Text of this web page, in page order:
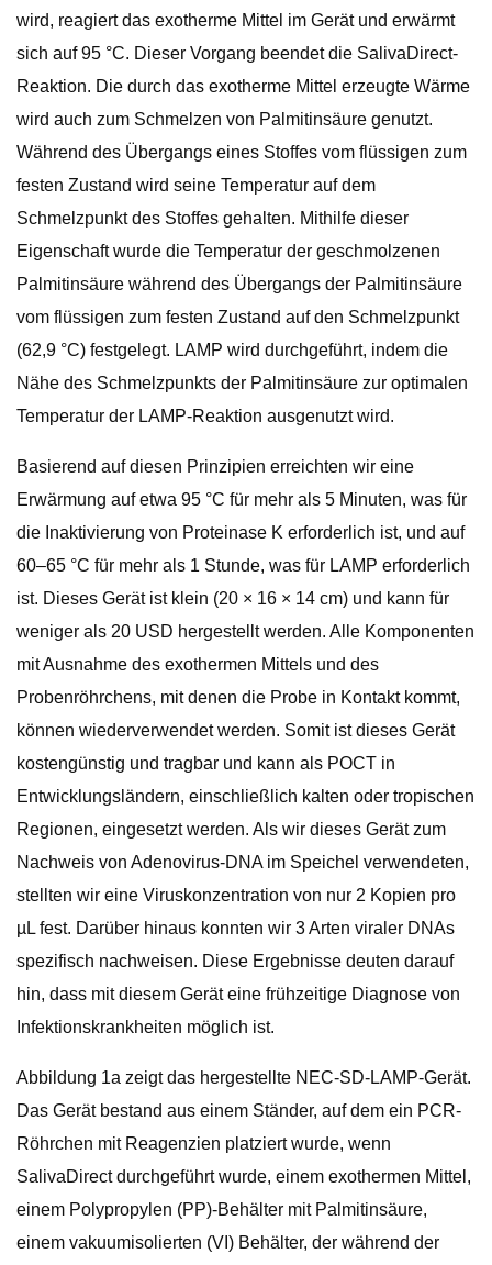
wird, reagiert das exotherme Mittel im Gerät und erwärmt
sich auf 95 °C. Dieser Vorgang beendet die SalivaDirect-
Reaktion. Die durch das exotherme Mittel erzeugte Wärme
wird auch zum Schmelzen von Palmitinsäure genutzt.
Während des Übergangs eines Stoffes vom flüssigen zum
festen Zustand wird seine Temperatur auf dem
Schmelzpunkt des Stoffes gehalten. Mithilfe dieser
Eigenschaft wurde die Temperatur der geschmolzenen
Palmitinsäure während des Übergangs der Palmitinsäure
vom flüssigen zum festen Zustand auf den Schmelzpunkt
(62,9 °C) festgelegt. LAMP wird durchgeführt, indem die
Nähe des Schmelzpunkts der Palmitinsäure zur optimalen
Temperatur der LAMP-Reaktion ausgenutzt wird.
Basierend auf diesen Prinzipien erreichten wir eine
Erwärmung auf etwa 95 °C für mehr als 5 Minuten, was für
die Inaktivierung von Proteinase K erforderlich ist, und auf
60–65 °C für mehr als 1 Stunde, was für LAMP erforderlich
ist. Dieses Gerät ist klein (20 × 16 × 14 cm) und kann für
weniger als 20 USD hergestellt werden. Alle Komponenten
mit Ausnahme des exothermen Mittels und des
Probenröhrchens, mit denen die Probe in Kontakt kommt,
können wiederverwendet werden. Somit ist dieses Gerät
kostengünstig und tragbar und kann als POCT in
Entwicklungsländern, einschließlich kalten oder tropischen
Regionen, eingesetzt werden. Als wir dieses Gerät zum
Nachweis von Adenovirus-DNA im Speichel verwendeten,
stellten wir eine Viruskonzentration von nur 2 Kopien pro
µL fest. Darüber hinaus konnten wir 3 Arten viraler DNAs
spezifisch nachweisen. Diese Ergebnisse deuten darauf
hin, dass mit diesem Gerät eine frühzeitige Diagnose von
Infektionskrankheiten möglich ist.
Abbildung 1a zeigt das hergestellte NEC-SD-LAMP-Gerät.
Das Gerät bestand aus einem Ständer, auf dem ein PCR-
Röhrchen mit Reagenzien platziert wurde, wenn
SalivaDirect durchgeführt wurde, einem exothermen Mittel,
einem Polypropylen (PP)-Behälter mit Palmitinsäure,
einem vakuumisolierten (VI) Behälter, der während der